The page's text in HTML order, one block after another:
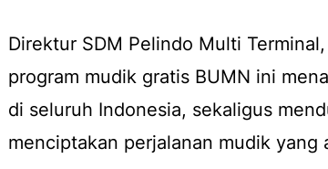
Direktur SDM Pelindo Multi
program mudik gratis BUMN ini
di seluruh Indonesia, sekaligus
menciptakan perjalanan mudik